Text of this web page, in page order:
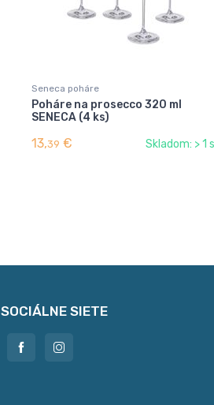
Seneca poháre
Poháre na prosecco 320 ml
SENECA (4 ks)
13,39 € Skladom: > 1
SOCIÁLNE SIETE